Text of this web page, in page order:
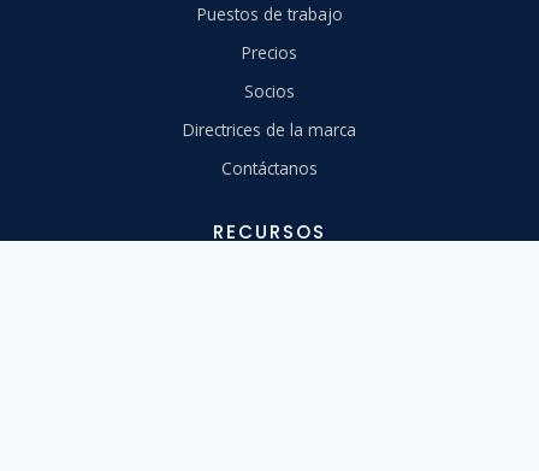
Puestos de trabajo
Precios
Socios
Directrices de la marca
Contáctanos
RECURSOS